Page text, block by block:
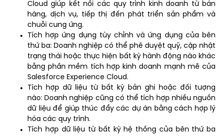
Cloud giúp kết nối các quy trình kinh doanh từ bán
hàng, dịch vụ, tiếp thị đến phát triển sản phẩm và
chuỗi cung ứng.
Tích hợp ứng dụng tùy chỉnh và ứng dụng của bên
thứ ba: Doanh nghiệp có thể phê duyệt quỹ, cập nhật
trạng thái hoặc thực hiện bất kỳ hành động nào khác
bằng phần mềm tích hợp kinh doanh mạnh mẽ của
Salesforce Experience Cloud.
Tích hợp dữ liệu từ bất kỳ bản ghi hoặc đối tượng
nào: Doanh nghiệp cũng có thể tích hợp nhiều nguồn
dữ liệu để giúp thúc đẩy các dự án bằng cách hợp lý
hóa các quy trình.
Tích hợp dữ liệu từ bất kỳ hệ thống của bên thứ ba